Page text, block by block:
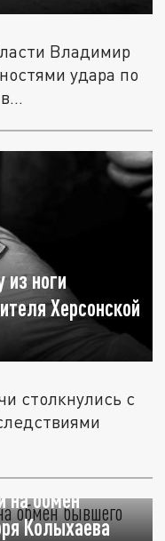
Владимир
удара по
из ноги
Херсонской
столкнулись с
на обмен
Колыхаева